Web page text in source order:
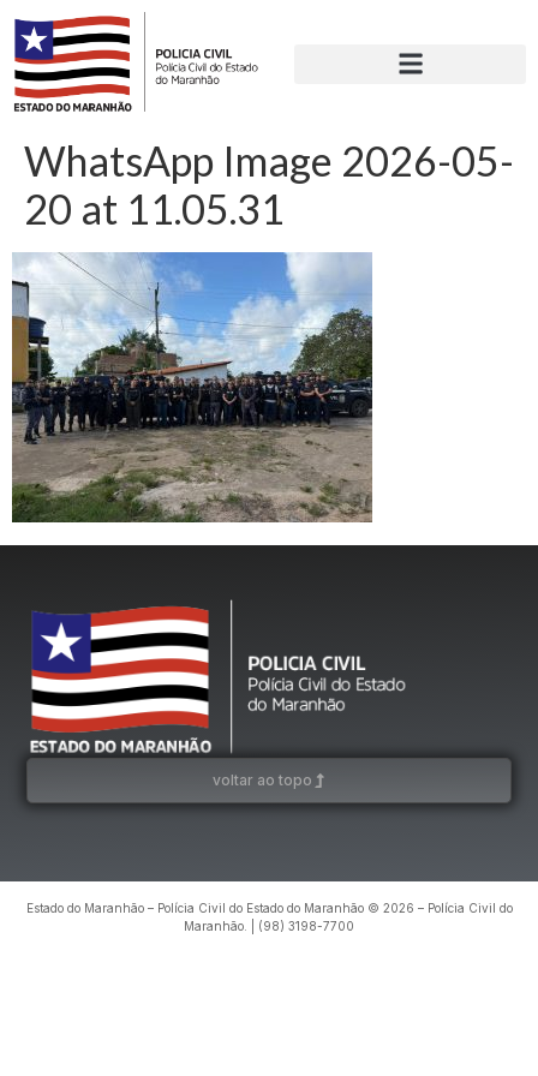
WhatsApp Image 2026-05-
20 at 11.05.31
voltar ao topo
Estado do Maranhão – Polícia Civil do Estado do Maranhão © 2026 – Polícia Civil do
Maranhão. | (98) 3198-7700